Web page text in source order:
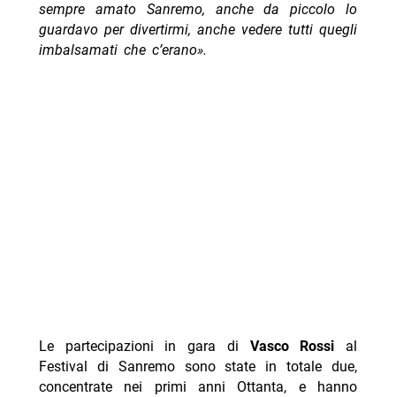
sempre amato Sanremo, anche da piccolo lo
guardavo per divertirmi, anche vedere tutti quegli
imbalsamati che c’erano».
Le partecipazioni in gara di Vasco Rossi al
Festival di Sanremo sono state in totale due,
concentrate nei primi anni Ottanta, e hanno